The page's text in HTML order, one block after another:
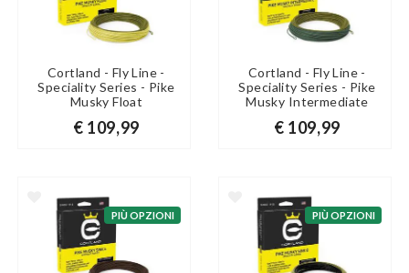
Cortland - Fly Line -
Speciality Series - Pike
Musky Float
€ 109,99
Cortland - Fly Line -
Speciality Series - Pike
Musky Intermediate
€ 109,99
PIÙ OPZIONI PIÙ OPZIONI